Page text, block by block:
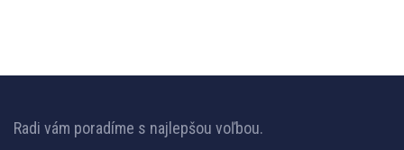
Radi vám poradíme s najlepšou voľbou.